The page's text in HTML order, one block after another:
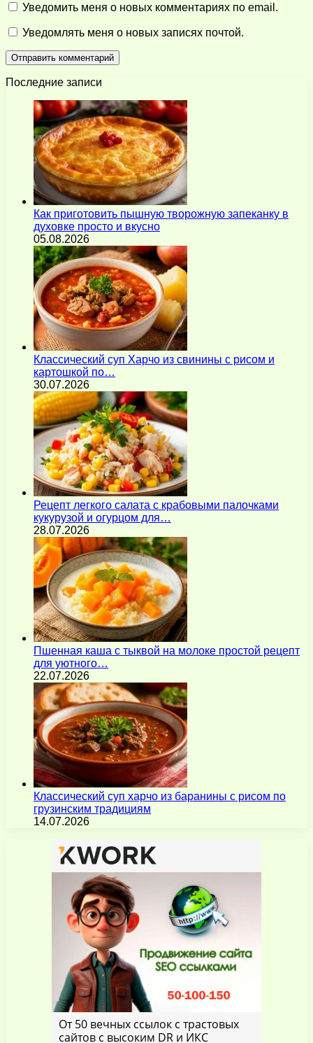
Уведомить меня о новых комментариях по email.
Уведомлять меня о новых записях почтой.
Последние записи
Как приготовить пышную творожную запеканку в
духовке просто и вкусно
05.08.2026
Классический суп Харчо из свинины с рисом и
картошкой по…
30.07.2026
Рецепт легкого салата с крабовыми палочками
кукурузой и огурцом для…
28.07.2026
Пшенная каша с тыквой на молоке простой рецепт
для уютного…
22.07.2026
Классический суп харчо из баранины с рисом по
грузинским традициям
14.07.2026